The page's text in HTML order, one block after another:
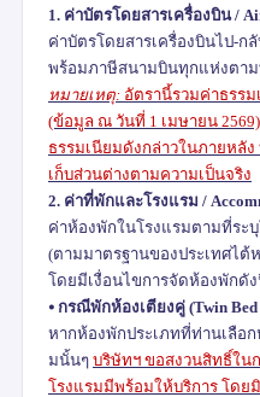
1. ค่าบัตรโดยสารเครื่องบิน /
ค่าบัตรโดยสารเครื่องบินไป-ก
พร้อมภาษีสนามบินทุกแห่งตาม
หมายเหตุ: อัตรานี้รวมค่าธรรม
(ข้อมูล ณ วันที่ 1 เมษายน 2569)
ธรรมเนียมดังกล่าวในภายหลั
เก็บส่วนต่างตามความเป็นจริง
2. ค่าที่พักและโรงแรม /
ค่าห้องพักในโรงแรมตามที่ระ
(ตามมาตรฐานของประเทศไต้
โดยมีเงื่อนไขการจัดห้องพักดั
⦁ กรณีพักห้องเตียงคู่ (Twin
หากห้องพักประเภทที่ท่านเลือ
มนั้นๆ บริษัทฯ ขอสงวนสิทธิ์ใน
โรงแรมมีพร้อมให้บริการ โดย